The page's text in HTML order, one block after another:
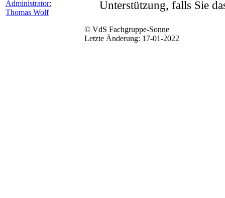
Administrator:
Thomas Wolf
Unterstützung, falls Sie
© VdS Fachgruppe-Sonne
Letzte Änderung: 17-01-2022